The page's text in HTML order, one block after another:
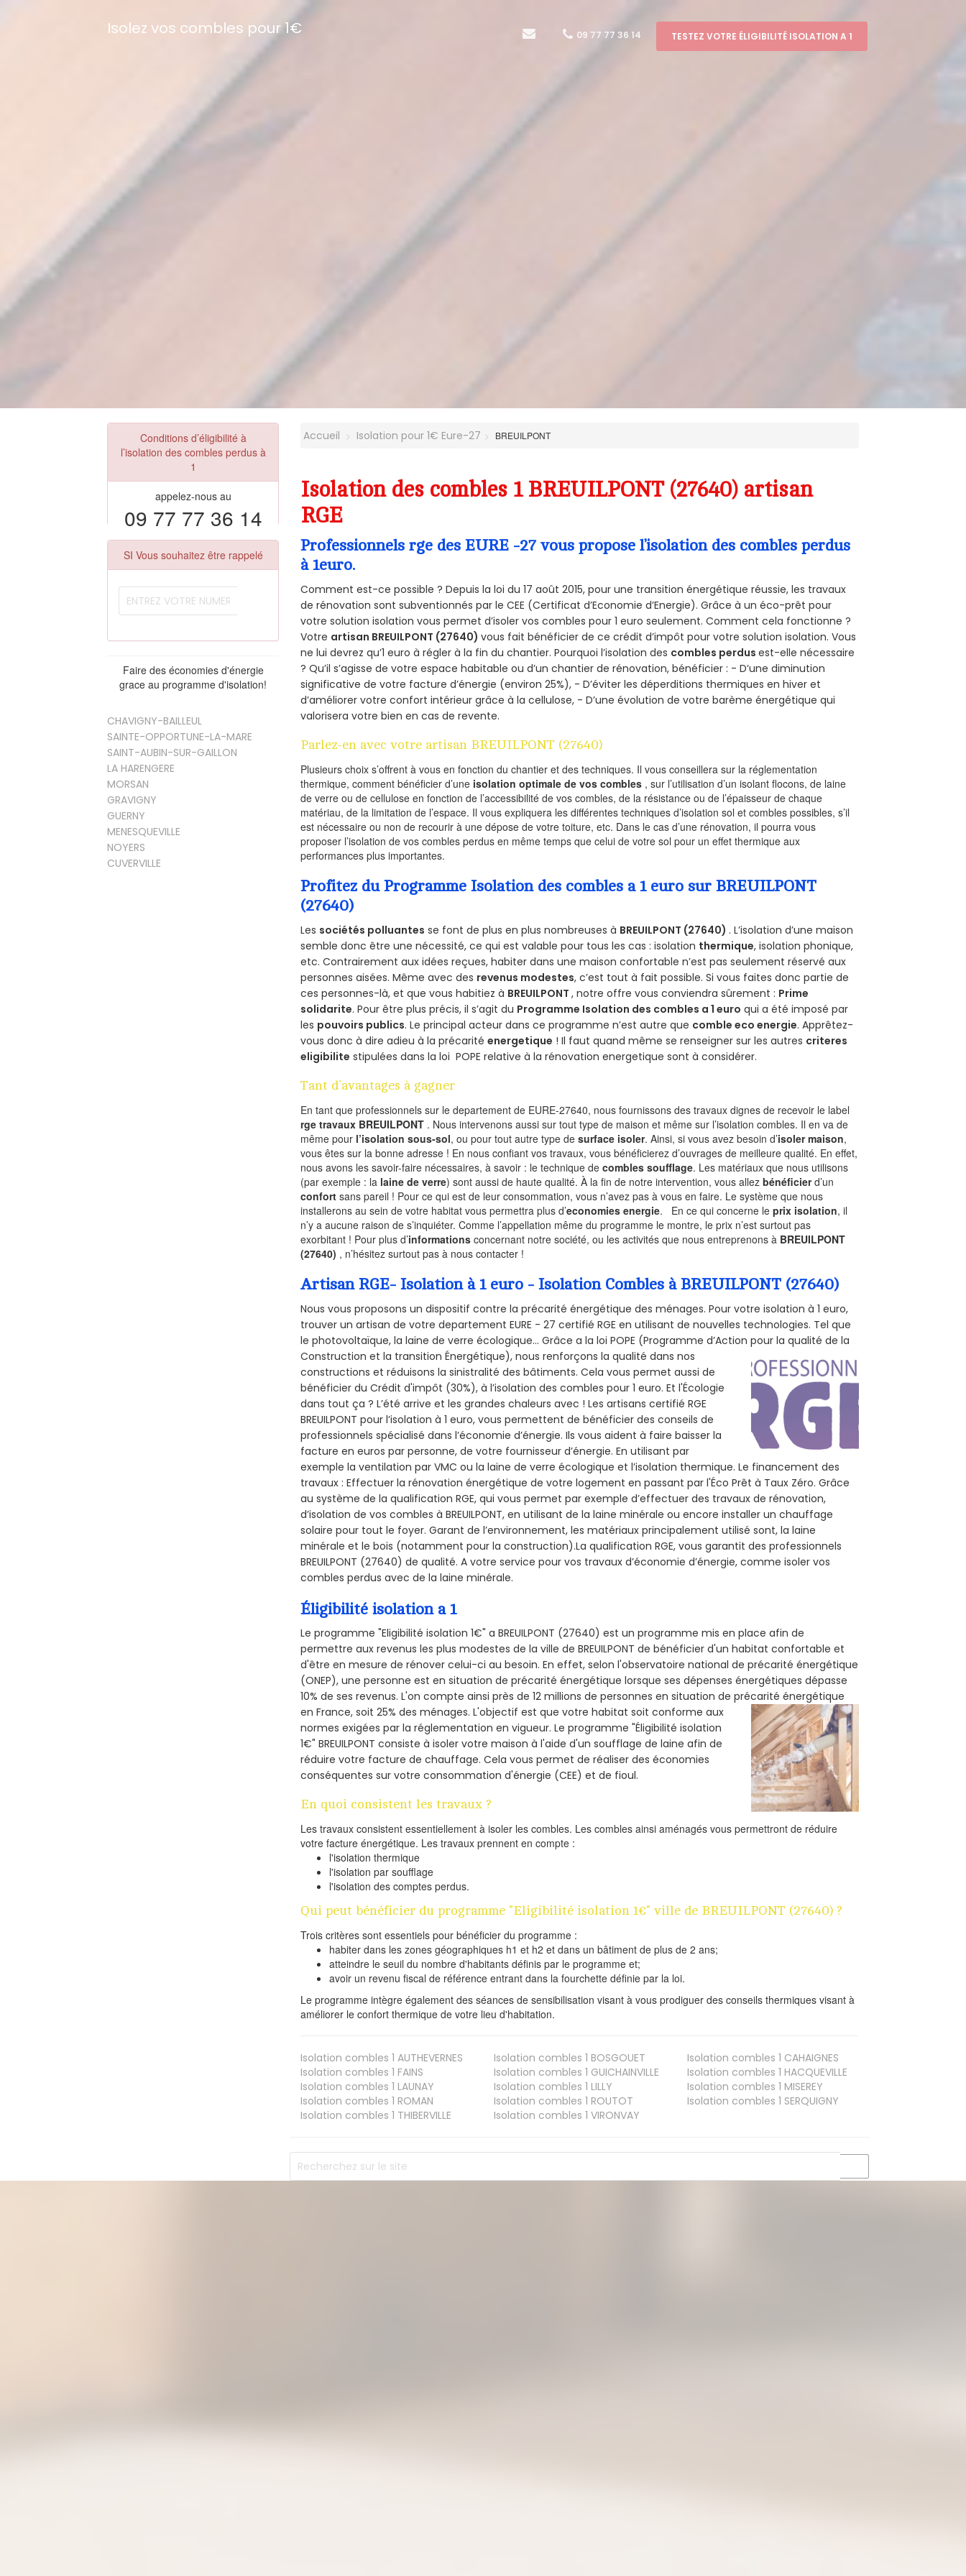
Isolez vos combles pour 1€ 09 77 77 36 14 TESTEZ VOTRE ÉLIGIBILITÉ ISOLATION A 1
Conditions d’éligibilité à
l’isolation des combles perdus à
1
appelez-nous au
09 77 77 36 14
SI Vous souhaitez être rappelé
Faire des économies d'énergie
grace au programme d'isolation!
CHAVIGNY-BAILLEUL
SAINTE-OPPORTUNE-LA-MARE
SAINT-AUBIN-SUR-GAILLON
LA HARENGERE
MORSAN
GRAVIGNY
GUERNY
MENESQUEVILLE
NOYERS
CUVERVILLE
Accueil Isolation pour 1€ Eure-27 BREUILPONT
Isolation des combles 1 BREUILPONT (27640) artisan
RGE
Professionnels rge des EURE -27 vous propose l’isolation des combles perdus
à 1euro.
Comment est-ce possible ? Depuis la loi du 17 août 2015, pour une transition énergétique réussie, les travaux
de rénovation sont subventionnés par le CEE (Certificat d’Economie d’Energie). Grâce à un éco-prêt pour
votre solution isolation vous permet d’isoler vos combles pour 1 euro seulement. Comment cela fonctionne ?
Votre artisan BREUILPONT (27640)vous fait bénéficier de ce crédit d’impôt pour votre solution isolation. Vous
ne lui devrez qu’1 euro à régler à la fin du chantier. Pourquoi l’isolation des combles perdusest-elle nécessaire
? Qu’il s’agisse de votre espace habitable ou d’un chantier de rénovation, bénéficier : - D’une diminution
significative de votre facture d’énergie (environ 25%), - D’éviter les déperditions thermiques en hiver et
d’améliorer votre confort intérieur grâce à la cellulose, - D’une évolution de votre barème énergétique qui
valorisera votre bien en cas de revente.
Parlez-en avec votre artisan BREUILPONT (27640)
Plusieurs choix s’offrent à vous en fonction du chantier et des techniques. Il vous conseillera sur la réglementation
thermique, comment bénéficier d’une isolation optimale de vos combles , sur l’utilisation d’un isolant flocons, de laine
de verre ou de cellulose en fonction de l’accessibilité de vos combles, de la résistance ou de l’épaisseur de chaque
matériau, de la limitation de l’espace. Il vous expliquera les différentes techniques d’isolation sol et combles possibles, s’il
est nécessaire ou non de recourir à une dépose de votre toiture, etc. Dans le cas d’une rénovation, il pourra vous
proposer l’isolation de vos combles perdus en même temps que celui de votre sol pour un effet thermique aux
performances plus importantes.
Profitez du Programme Isolation des combles a 1 euro sur BREUILPONT
(27640)
Les sociétés polluantes se font de plus en plus nombreuses à BREUILPONT (27640) . L’isolation d’une maison
semble donc être une nécessité, ce qui est valable pour tous les cas : isolation thermique, isolation phonique,
etc. Contrairement aux idées reçues, habiter dans une maison confortable n’est pas seulement réservé aux
personnes aisées. Même avec des revenus modestes, c’est tout à fait possible. Si vous faites donc partie de
ces personnes-là, et que vous habitiez à BREUILPONT, notre offre vous conviendra sûrement : Prime
solidarite. Pour être plus précis, il s’agit du Programme Isolation des combles a 1 euro qui a été imposé par
les pouvoirs publics. Le principal acteur dans ce programme n’est autre que comble eco energie. Apprêtez-
vous donc à dire adieu à la précaritéenergetique ! Il faut quand même se renseigner sur les autres criteres
eligibilite stipulées dans la loi POPE relative à la rénovation energetique sont à considérer.
Tant d’avantages à gagner
En tant que professionnels sur le departement de EURE-27640, nous fournissons des travaux dignes de recevoir le label
rge travaux BREUILPONT . Nous intervenons aussi sur tout type de maison et même sur l’isolation combles. Il en va de
même pour l’isolation sous-sol, ou pour tout autre type desurface isoler. Ainsi, si vous avez besoin d’isoler maison,
vous êtes sur la bonne adresse ! En nous confiant vos travaux, vous bénéficierez d’ouvrages de meilleure qualité. En effet,
nous avons les savoir-faire nécessaires, à savoir : le technique decombles soufflage. Les matériaux que nous utilisons
(par exemple : la laine de verre) sont aussi de haute qualité. À la fin de notre intervention, vous allezbénéficierd’un
confort sans pareil ! Pour ce qui est de leur consommation, vous n’avez pas à vous en faire. Le système que nous
installerons au sein de votre habitat vous permettra plus d’economies energie. En ce qui concerne leprix isolation, il
n’y a aucune raison de s’inquiéter. Comme l’appellation même du programme le montre, le prix n’est surtout pas
exorbitant ! Pour plus d’informations concernant notre société, ou les activités que nous entreprenons à BREUILPONT
(27640) , n’hésitez surtout pas à nous contacter !
Artisan RGE- Isolation à 1 euro - Isolation Combles à BREUILPONT (27640)
Nous vous proposons un dispositif contre la précarité énergétique des ménages. Pour votre isolation à 1 euro,
trouver un artisan de votre departement EURE - 27 certifié RGE en utilisant de nouvelles technologies. Tel que
le photovoltaïque, la laine de verre écologique... Grâce a la loi POPE (Programme d’Action pour la qualité de la
Construction et la transition Énergétique), nous renforçons la qualité dans nos
constructions et réduisons la sinistralité des bâtiments. Cela vous permet aussi de
bénéficier du Crédit d'impôt (30%), à l’isolation des combles pour 1 euro. Et l'Écologie
dans tout ça ? L’été arrive et les grandes chaleurs avec ! Les artisans certifié RGE
BREUILPONT pour l’isolation à 1 euro, vous permettent de bénéficier des conseils de
professionnels spécialisé dans l’économie d’énergie. Ils vous aident à faire baisser la
facture en euros par personne, de votre fournisseur d’énergie. En utilisant par
exemple la ventilation par VMC ou la laine de verre écologique et l’isolation thermique. Le financement des
travaux : Effectuer la rénovation énergétique de votre logement en passant par l'Éco Prêt à Taux Zéro. Grâce
au système de la qualification RGE, qui vous permet par exemple d’effectuer des travaux de rénovation,
d’isolation de vos combles à BREUILPONT, en utilisant de la laine minérale ou encore installer un chauffage
solaire pour tout le foyer. Garant de l’environnement, les matériaux principalement utilisé sont, la laine
minérale et le bois (notamment pour la construction).La qualification RGE, vous garantit des professionnels
BREUILPONT (27640) de qualité. A votre service pour vos travaux d’économie d’énergie, comme isoler vos
combles perdus avec de la laine minérale.
Éligibilité isolation a 1
Le programme "Eligibilité isolation 1€" a BREUILPONT (27640) est un programme mis en place afin de
permettre aux revenus les plus modestes de la ville de BREUILPONT de bénéficier d'un habitat confortable et
d'être en mesure de rénover celui-ci au besoin. En effet, selon l'observatoire national de précarité énergétique
(ONEP), une personne est en situation de précarité énergétique lorsque ses dépenses énergétiques dépasse
10% de ses revenus. L'on compte ainsi près de 12 millions de personnes en situation de précarité énergétique
en France, soit 25% des ménages.L'objectif est que votre habitat soit conforme aux
normes exigées par la réglementation en vigueur. Le programme "Éligibilité isolation
1€" BREUILPONT consiste à isoler votre maison à l'aide d'un soufflage de laine afin de
réduire votre facture de chauffage. Cela vous permet de réaliser des économies
conséquentes sur votre consommation d'énergie (CEE) et de fioul.
En quoi consistent les travaux ?
Les travaux consistent essentiellement à isoler les combles. Les combles ainsi aménagés vous permettront de réduire
votre facture énergétique. Les travaux prennent en compte :
l'isolation thermique
l'isolation par soufflage
l'isolation des comptes perdus.
Qui peut bénéficier du programme "Eligibilité isolation 1€" ville de BREUILPONT (27640) ?
Trois critères sont essentiels pour bénéficier du programme :
habiter dans les zones géographiques h1 et h2 et dans un bâtiment de plus de 2 ans;
atteindre le seuil du nombre d'habitants définis par le programme et;
avoir un revenu fiscal de référence entrant dans la fourchette définie par la loi.
Le programme intègre également des séances de sensibilisation visant à vous prodiguer des conseils thermiques visant à
améliorer le confort thermique de votre lieu d'habitation.
Isolation combles 1 AUTHEVERNES Isolation combles 1 BOSGOUET Isolation combles 1 CAHAIGNES
Isolation combles 1 FAINS Isolation combles 1 GUICHAINVILLE Isolation combles 1 HACQUEVILLE
Isolation combles 1 LAUNAY Isolation combles 1 LILLY Isolation combles 1 MISEREY
Isolation combles 1 ROMAN Isolation combles 1 ROUTOT Isolation combles 1 SERQUIGNY
Isolation combles 1 THIBERVILLE Isolation combles 1 VIRONVAY